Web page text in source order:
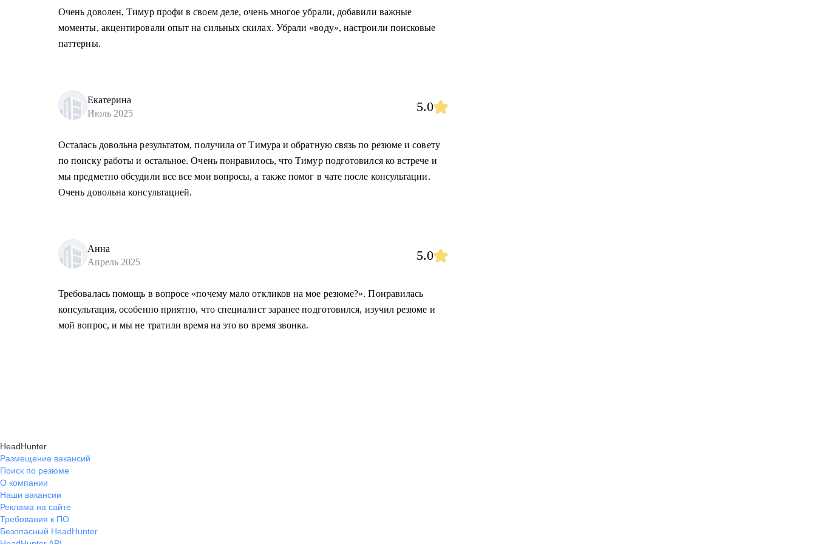
Очень доволен, Тимур профи в своем деле, очень многое убрали, добавили важные
моменты, акцентировали опыт на сильных скилах. Убрали «воду», настроили поисковые
паттерны.
Екатерина
Июль 2025
5.0
Осталась довольна результатом, получила от Тимура и обратную связь по резюме и совету
по поиску работы и остальное. Очень понравилось, что Тимур подготовился ко встрече и
мы предметно обсудили все все мои вопросы, а также помог в чате после консультации.
Очень довольна консультацией.
Анна
Апрель 2025
5.0
Требовалась помощь в вопросе «почему мало откликов на мое резюме?». Понравилась
консультация, особенно приятно, что специалист заранее подготовился, изучил резюме и
мой вопрос, и мы не тратили время на это во время звонка.
HeadHunter
Размещение вакансий
Поиск по резюме
О компании
Наши вакансии
Реклама на сайте
Требования к ПО
Безопасный HeadHunter